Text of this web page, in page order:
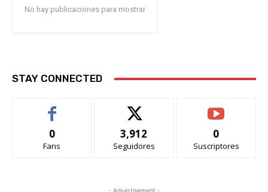
No hay publicaciones para mostrar
STAY CONNECTED
0
Fans
3,912
Seguidores
0
Suscriptores
- Advertisement -